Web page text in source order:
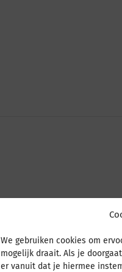
We gebruiken cookies om
mogelijk draait. Als je
er vanuit dat je hiermee